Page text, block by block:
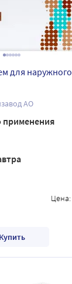
для наружного
АО
применения
Цена:
Купить